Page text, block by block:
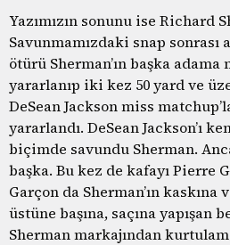
Yazımızın sonunu ise Richard
Savunmamızdaki snap sonrası
ötürü Sherman’ın başka
yararlanıp iki kez 50 yard ve
DeSean Jackson miss
yararlandı. DeSean Jackson’ı
biçimde savundu Sherman.
başka. Bu kez de kafayı Pierre
Garçon da Sherman’ın
üstüne başına, saçına yapışan
Sherman markajından